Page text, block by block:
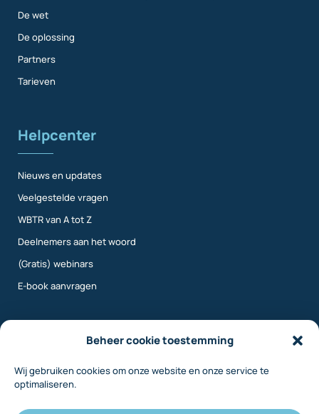
Beheer cookie toestemming
Wij gebruiken cookies om onze website en onze service te
optimaliseren.
De wet
De oplossing
Partners
Tarieven
Helpcenter
Nieuws en updates
Veelgestelde vragen
WBTR van A tot Z
Deelnemers aan het woord
(Gratis) webinars
E-book aanvragen
Over ons